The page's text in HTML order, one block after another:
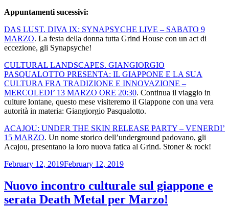
Appuntamenti sucessivi:
DAS LUST. DIVA IX: SYNAPSYCHE LIVE – SABATO 9
MARZO. La festa della donna tutta Grind House con un act di
eccezione, gli Synapsyche!
CULTURAL LANDSCAPES. GIANGIORGIO
PASQUALOTTO PRESENTA: IL GIAPPONE E LA SUA
CULTURA FRA TRADIZIONE E INNOVAZIONE –
MERCOLEDI’ 13 MARZO ORE 20:30. Continua il viaggio in
culture lontane, questo mese visiteremo il Giappone con una vera
autorità in materia: Giangiorgio Pasqualotto.
ACAJOU: UNDER THE SKIN RELEASE PARTY – VENERDI’
15 MARZO. Un nome storico dell’underground padovano, gli
Acajou, presentano la loro nuova fatica al Grind. Stoner & rock!
Posted
February 12, 2019February 12, 2019
Nuovo incontro culturale sul giappone e
serata Death Metal per Marzo!